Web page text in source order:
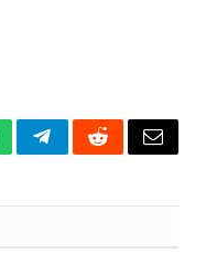
TelegramRedditEmail